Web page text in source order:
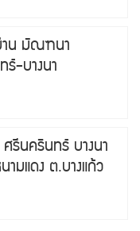
าน มัณฑนา
-บางนา
นครินทร์ บางนา
มแดง ต.บางแก้ว